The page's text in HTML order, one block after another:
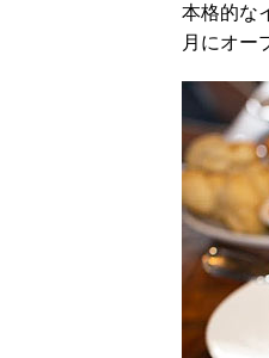
本格的な
月にオー